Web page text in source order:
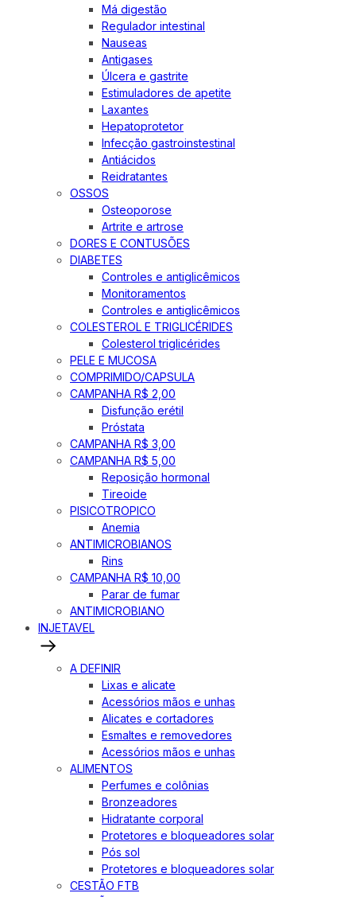
Má digestão
Regulador intestinal
Nauseas
Antigases
Úlcera e gastrite
Estimuladores de apetite
Laxantes
Hepatoprotetor
Infecção gastroinstestinal
Antiácidos
Reidratantes
OSSOS
Osteoporose
Artrite e artrose
DORES E CONTUSÕES
DIABETES
Controles e antiglicêmicos
Monitoramentos
Controles e antiglicêmicos
COLESTEROL E TRIGLICÉRIDES
Colesterol triglicérides
PELE E MUCOSA
COMPRIMIDO/CAPSULA
CAMPANHA R$ 2,00
Disfunção erétil
Próstata
CAMPANHA R$ 3,00
CAMPANHA R$ 5,00
Reposição hormonal
Tireoide
PISICOTROPICO
Anemia
ANTIMICROBIANOS
Rins
CAMPANHA R$ 10,00
Parar de fumar
ANTIMICROBIANO
INJETAVEL
A DEFINIR
Lixas e alicate
Acessórios mãos e unhas
Alicates e cortadores
Esmaltes e removedores
Acessórios mãos e unhas
ALIMENTOS
Perfumes e colônias
Bronzeadores
Hidratante corporal
Protetores e bloqueadores solar
Pós sol
Protetores e bloqueadores solar
CESTÃO FTB